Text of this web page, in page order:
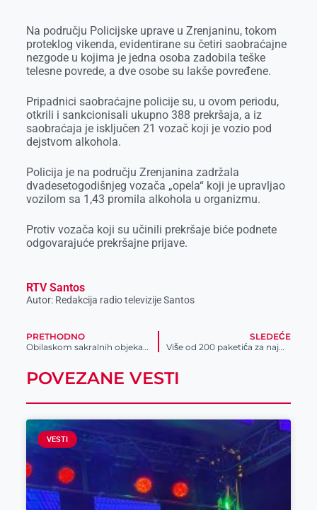
Na području Policijske uprave u Zrenjaninu, tokom
proteklog vikenda, evidentirane su četiri saobraćajne
nezgode u kojima je jedna osoba zadobila teške
telesne povrede, a dve osobe su lakše povređene.
Pripadnici saobraćajne policije su, u ovom periodu,
otkrili i sankcionisali ukupno 388 prekršaja, a iz
saobraćaja je isključen 21 vozač koji je vozio pod
dejstvom alkohola.
Policija je na području Zrenjanina zadržala
dvadesetogodišnjeg vozača „opela“ koji je upravljao
vozilom sa 1,43 promila alkohola u organizmu.
Protiv vozača koji su učinili prekršaje biće podnete
odgovarajuće prekršajne prijave.
RTV Santos
Autor: Redakcija radio televizije Santos
PRETHODNO
Obilaskom sakralnih objekata zaokružen ciklus ovogodišnjih šetnji
SLEDEĆE
Više od 200 paketića za najmlađe: Nastavlja se humanitarna akcija Fondacije Meridian i Crvene zvezde
POVEZANE VESTI
VESTI